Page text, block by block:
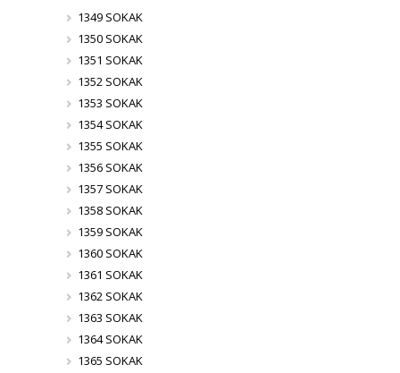
1349 SOKAK
1350 SOKAK
1351 SOKAK
1352 SOKAK
1353 SOKAK
1354 SOKAK
1355 SOKAK
1356 SOKAK
1357 SOKAK
1358 SOKAK
1359 SOKAK
1360 SOKAK
1361 SOKAK
1362 SOKAK
1363 SOKAK
1364 SOKAK
1365 SOKAK